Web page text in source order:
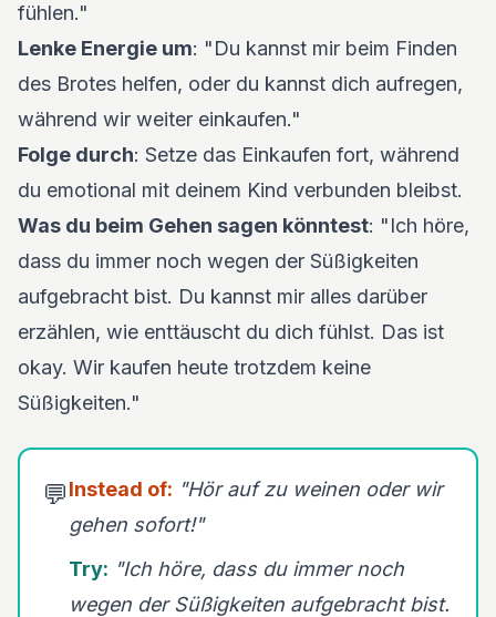
fühlen."
Lenke Energie um: "Du kannst mir beim Finden
des Brotes helfen, oder du kannst dich aufregen,
während wir weiter einkaufen."
Folge durch: Setze das Einkaufen fort, während
du emotional mit deinem Kind verbunden bleibst.
Was du beim Gehen sagen könntest: "Ich höre,
dass du immer noch wegen der Süßigkeiten
aufgebracht bist. Du kannst mir alles darüber
erzählen, wie enttäuscht du dich fühlst. Das ist
okay. Wir kaufen heute trotzdem keine
Süßigkeiten."
💬Instead of: "Hör auf zu weinen oder wir
gehen sofort!"
Try: "Ich höre, dass du immer noch
wegen der Süßigkeiten aufgebracht bist.